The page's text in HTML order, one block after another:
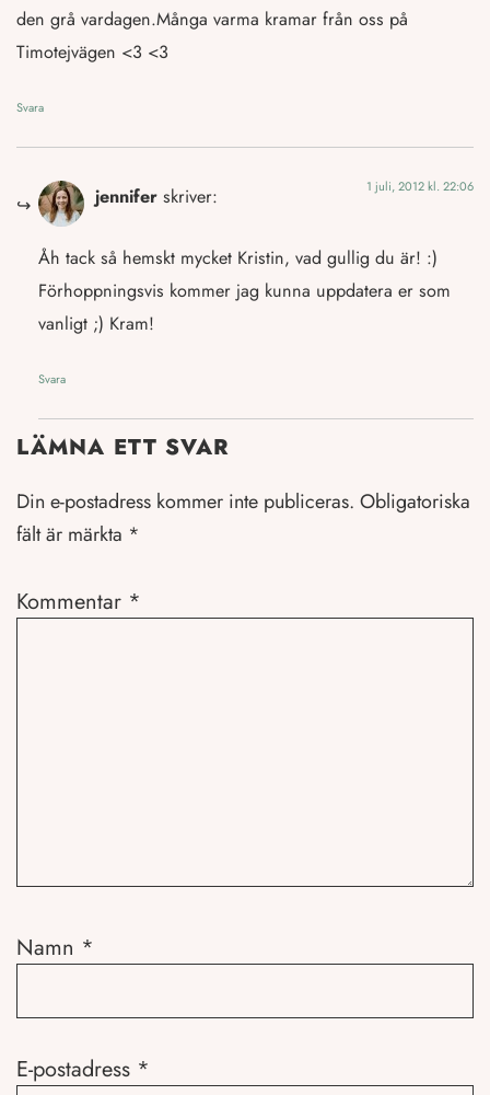
den grå vardagen.Många varma kramar från oss på
Timotejvägen <3 <3
Svara
jennifer skriver: 1 juli, 2012 kl. 22:06
Åh tack så hemskt mycket Kristin, vad gullig du är! :)
Förhoppningsvis kommer jag kunna uppdatera er som
vanligt ;) Kram!
Svara
LÄMNA ETT SVAR
Din e-postadress kommer inte publiceras. Obligatoriska
fält är märkta *
Kommentar *
Namn *
E-postadress *